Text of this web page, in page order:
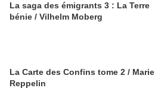
La saga des émigrants 3 : La Terre
bénie / Vilhelm Moberg
La Carte des Confins tome 2 / Marie
Reppelin